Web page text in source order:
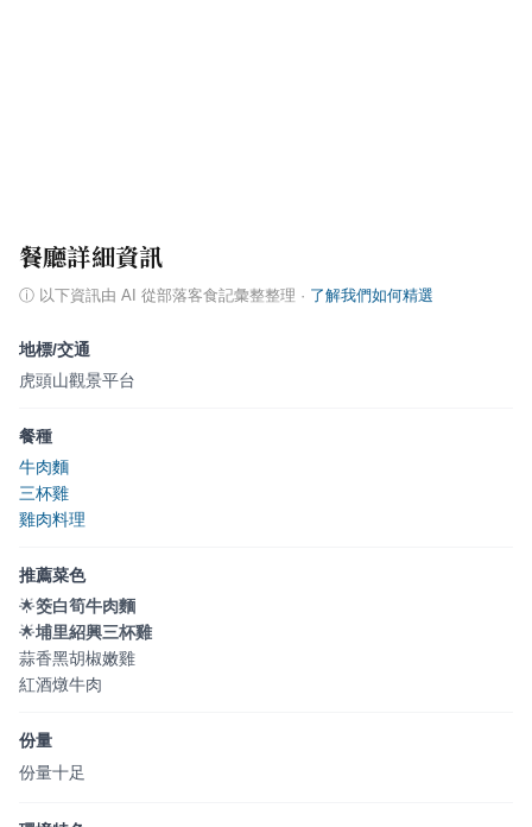
餐廳詳細資訊
ⓘ 以下資訊由 AI 從部落客食記彙整整理 · 了解我們如何精選
地標/交通
虎頭山觀景平台
餐種
牛肉麵
三杯雞
雞肉料理
推薦菜色
🌟筊白筍牛肉麵
🌟埔里紹興三杯雞
蒜香黑胡椒嫩雞
紅酒燉牛肉
份量
份量十足